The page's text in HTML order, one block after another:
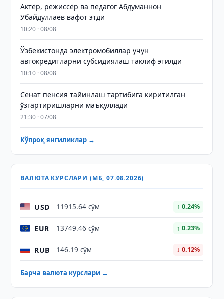
Актёр, режиссёр ва педагог Абдуманнон
Убайдуллаев вафот этди
10:20 · 08/08
Ўзбекистонда электромобиллар учун
автокредитларни субсидиялаш таклиф этилди
10:10 · 08/08
Сенат пенсия тайинлаш тартибига киритилган
ўзгартиришларни маъқуллади
21:30 · 07/08
Кўпроқ янгиликлар →
ВАЛЮТА КУРСЛАРИ (МБ, 07.08.2026)
USD 11915.64 сўм ↑ 0.24%
EUR 13749.46 сўм ↑ 0.23%
RUB 146.19 сўм ↓ 0.12%
Барча валюта курслари →